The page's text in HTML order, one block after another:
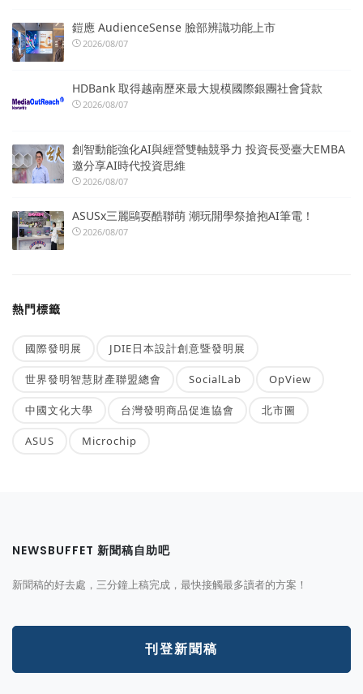
鎧應 AudienceSense 臉部辨識功能上市
2026/08/07
HDBank 取得越南歷來最大規模國際銀團社會貸款
2026/08/07
創智動能強化AI與經營雙軸競爭力 投資長受臺大EMBA
邀分享AI時代投資思維
2026/08/07
ASUSx三麗鷗耍酷聯萌 潮玩開學祭搶抱AI筆電！
2026/08/07
熱門標籤
國際發明展 JDIE日本設計創意暨發明展
世界發明智慧財產聯盟總會 SocialLab OpView
中國文化大學 台灣發明商品促進協會 北市圖
ASUS Microchip
NEWSBUFFET 新聞稿自助吧
新聞稿的好去處，三分鐘上稿完成，最快接觸最多讀者的方案！
刊登新聞稿